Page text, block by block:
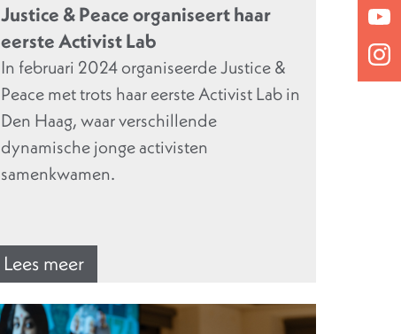
Justice & Peace organiseert haar
eerste Activist Lab
In februari 2024 organiseerde Justice &
Peace met trots haar eerste Activist Lab in
Den Haag, waar verschillende
dynamische jonge activisten
samenkwamen.
Lees meer